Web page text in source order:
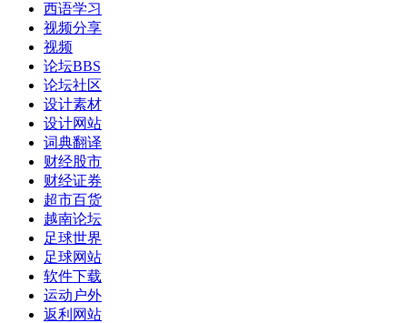
西语学习
视频分享
视频
论坛BBS
论坛社区
设计素材
设计网站
词典翻译
财经股市
财经证券
超市百货
越南论坛
足球世界
足球网站
软件下载
运动户外
返利网站